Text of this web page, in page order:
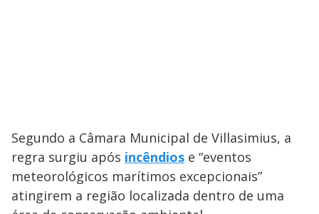
Segundo a Câmara Municipal de Villasimius, a
regra surgiu após incêndios e “eventos
meteorológicos marítimos excepcionais”
atingirem a região localizada dentro de uma